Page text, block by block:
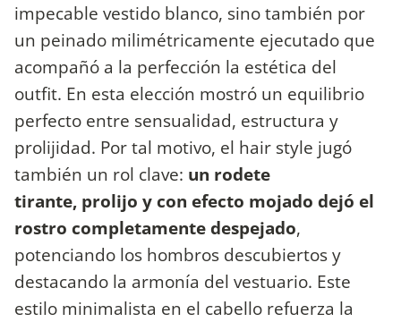
impecable vestido blanco, sino también por
un peinado milimétricamente ejecutado que
acompañó a la perfección la estética del
outfit. En esta elección mostró un equilibrio
perfecto entre sensualidad, estructura y
prolijidad. Por tal motivo, el hair style jugó
también un rol clave: un rodete
tirante, prolijo y con efecto mojado dejó el
rostro completamente despejado,
potenciando los hombros descubiertos y
destacando la armonía del vestuario. Este
estilo minimalista en el cabello refuerza la